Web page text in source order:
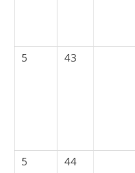
5
43
5
44